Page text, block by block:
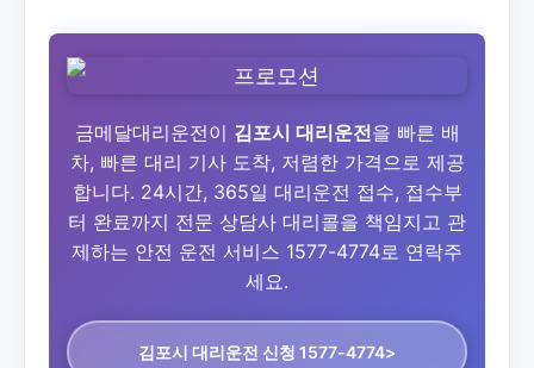
금메달대리운전이 김포시 대리운전을 빠른 배
차, 빠른 대리 기사 도착, 저렴한 가격으로 제공
합니다. 24시간, 365일 대리운전 접수, 접수부
터 완료까지 전문 상담사 대리콜을 책임지고 관
제하는 안전 운전 서비스 1577-4774로 연락주
세요.
김포시 대리운전 신청 1577-4774>